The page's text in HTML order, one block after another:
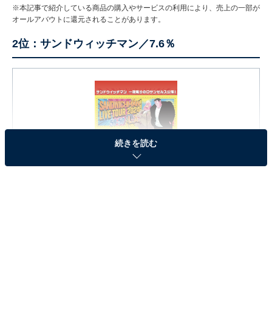
※本記事で紹介している商品の購入やサービスの利用により、売上の一部が
オールアバウトに還元されることがあります。
2位：サンドウィッチマン／7.6％
サンドウィッチマンライブツアー2024 in L.A.
Amazonで見る
続きを読む